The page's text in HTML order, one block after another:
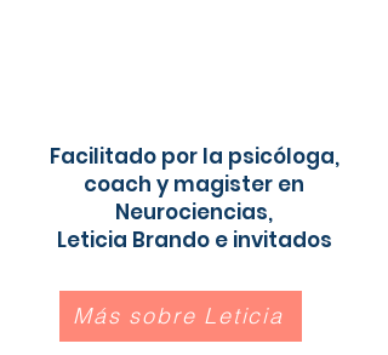
Facilitado por la psicóloga,
coach y magister en
Neurociencias,
Leticia Brando e invitados
Más sobre Leticia